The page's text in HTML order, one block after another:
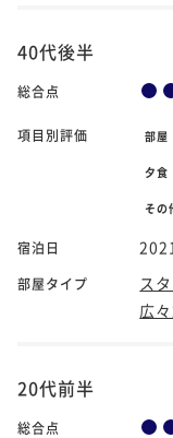
40代後半
総合点
項目別評価 部屋
夕食
その
宿泊日
部屋タイプ
ス
広
20代前半
総合点